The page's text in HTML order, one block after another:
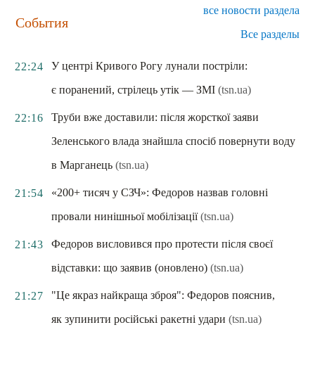
События
все новости раздела
Все разделы
22:24
У центрі Кривого Рогу лунали постріли:
є поранений, стрілець утік — ЗМІ (tsn.ua)
22:16
Труби вже доставили: після жорсткої заяви
Зеленського влада знайшла спосіб повернути воду
в Марганець (tsn.ua)
21:54
«200+ тисяч у СЗЧ»: Федоров назвав головні
провали нинішньої мобілізації (tsn.ua)
21:43
Федоров висловився про протести після своєї
відставки: що заявив (оновлено) (tsn.ua)
21:27
"Це якраз найкраща зброя": Федоров пояснив,
як зупинити російські ракетні удари (tsn.ua)